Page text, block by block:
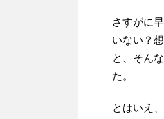
さすがに
いない？
と、そん
た。
とはいえ